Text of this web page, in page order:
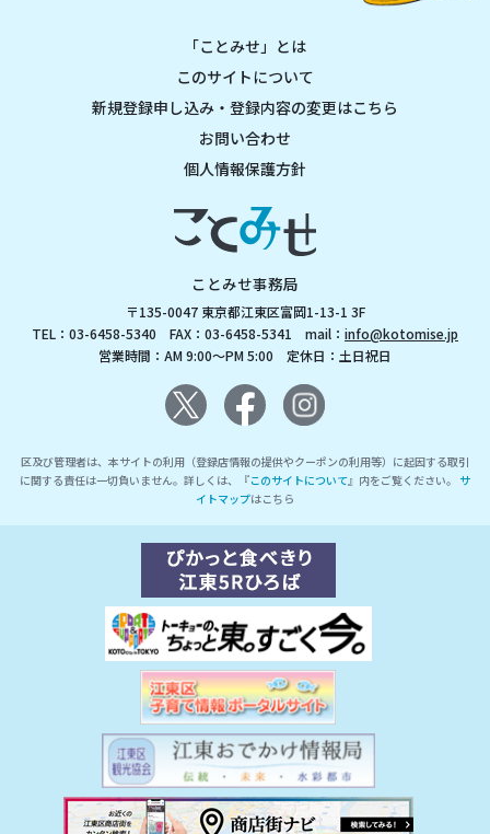
「ことみせ」とは
このサイトについて
新規登録申し込み・登録内容の変更はこちら
お問い合わせ
個人情報保護方針
ことみせ事務局
〒135-0047 東京都江東区富岡1-13-1 3F
TEL：03-6458-5340 FAX：03-6458-5341 mail： info@kotomise.jp
営業時間：AM 9:00～PM 5:00 定休日：土日祝日
区及び管理者は、本サイトの利用（登録店情報の提供やクーポンの利用等）に起因する取引
に関する責任は一切負いません。詳しくは、『このサイトについて』内をご覧ください。 サ
イトマップはこちら